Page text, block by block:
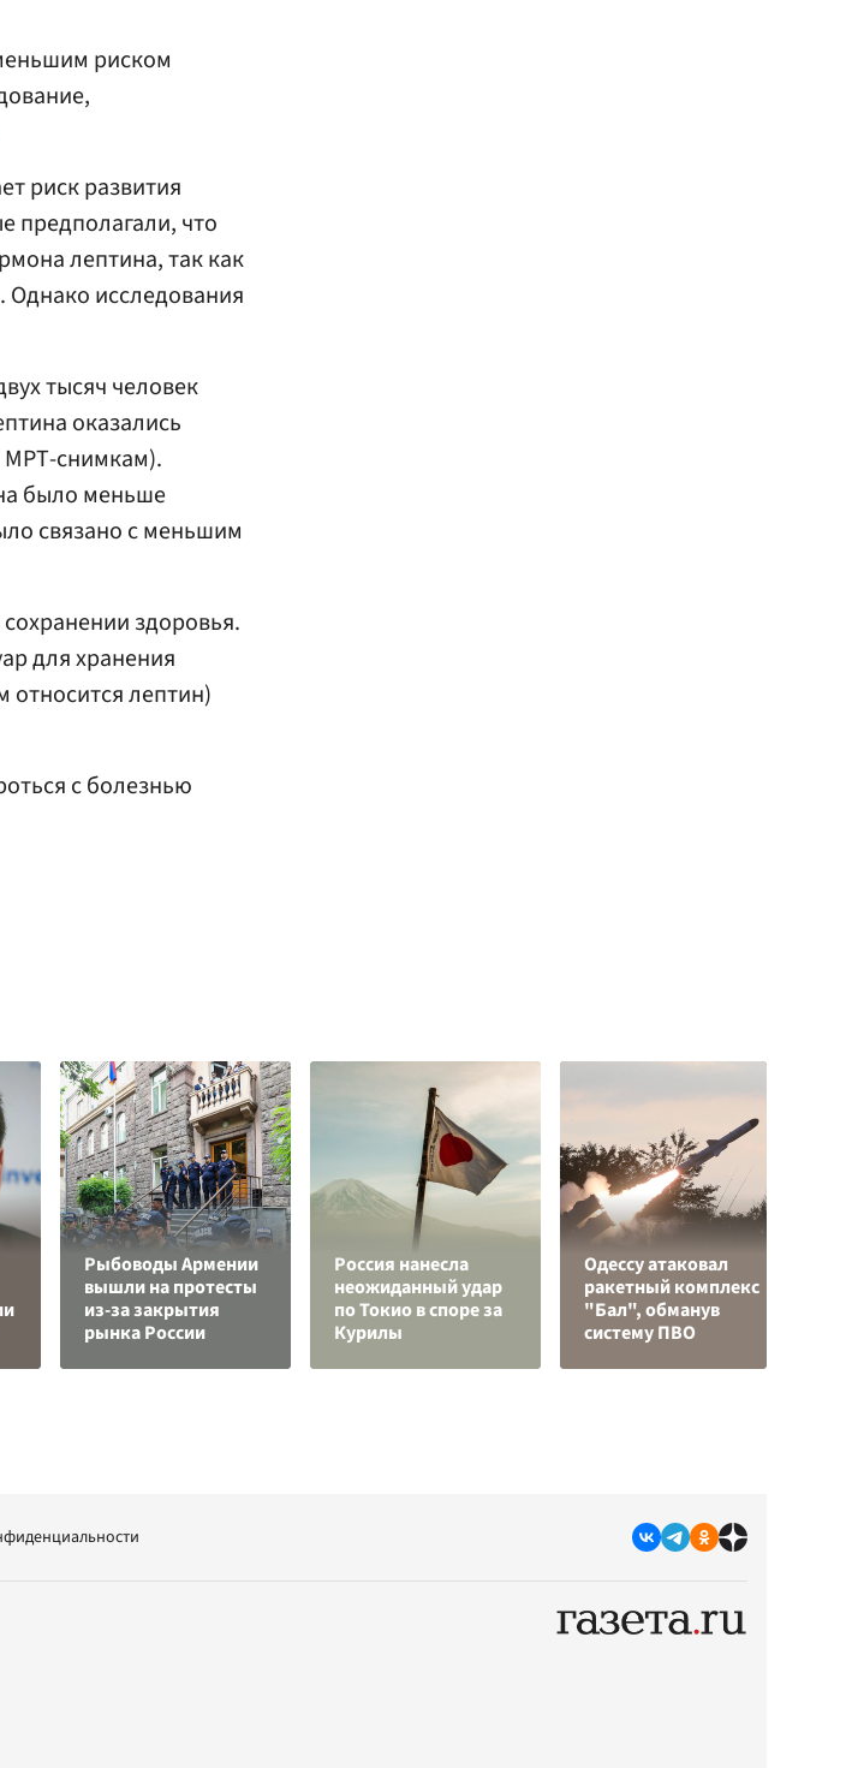
риском
риск развития
предполагали, что
лептина, так как
исследования
тысяч человек
оказались
МРТ-снимкам).
было меньше
связано с меньшим
здоровья.
для хранения
лептин)
с болезнью
Рыбоводы Армении
вышли на протесты
из-за закрытия
рынка России
Россия нанесла
неожиданный удар
по Токио в споре за
Курилы
Одессу атаковал
ракетный комплекс
"Бал", обманув
систему ПВО